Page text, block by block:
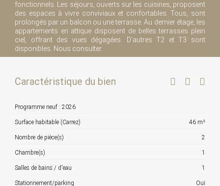
fonctionnels. Les séjours, ouverts sur les cuisines, proposent
des espaces à vivre conviviaux et confortables. Tous, sont
prolongés par un balcon ou une terrasse. Au dernier étage, les
appartements en attique disposent de belles terrasses plein
ciel, offrant des vues dégagées. D'autres T2 et T3 sont
disponibles. Nous consulter.
Caractéristique du bien
Programme neuf : 2026
Surface habitable (Carrez) 46 m²
Nombre de pièce(s) 2
Chambre(s) 1
Salles de bains / d'eau 1
Stationnement/parking Oui